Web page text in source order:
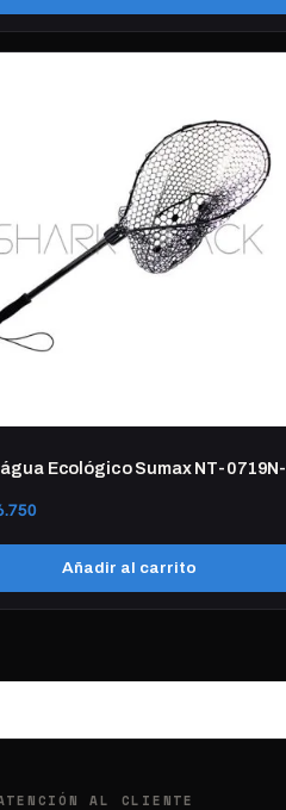
Ecológico Sumax NT-0719N-
Añadir al carrito
AL CLIENTE